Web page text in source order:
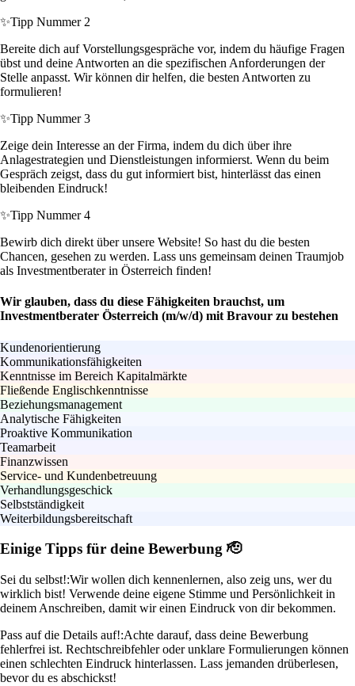
✨Tipp Nummer 2
Bereite dich auf Vorstellungsgespräche vor, indem du häufige Fragen
übst und deine Antworten an die spezifischen Anforderungen der
Stelle anpasst. Wir können dir helfen, die besten Antworten zu
formulieren!
✨Tipp Nummer 3
Zeige dein Interesse an der Firma, indem du dich über ihre
Anlagestrategien und Dienstleistungen informierst. Wenn du beim
Gespräch zeigst, dass du gut informiert bist, hinterlässt das einen
bleibenden Eindruck!
✨Tipp Nummer 4
Bewirb dich direkt über unsere Website! So hast du die besten
Chancen, gesehen zu werden. Lass uns gemeinsam deinen Traumjob
als Investmentberater in Österreich finden!
Wir glauben, dass du diese Fähigkeiten brauchst, um
Investmentberater Österreich (m/w/d) mit Bravour zu bestehen
Kundenorientierung
Kommunikationsfähigkeiten
Kenntnisse im Bereich Kapitalmärkte
Fließende Englischkenntnisse
Beziehungsmanagement
Analytische Fähigkeiten
Proaktive Kommunikation
Teamarbeit
Finanzwissen
Service- und Kundenbetreuung
Verhandlungsgeschick
Selbstständigkeit
Weiterbildungsbereitschaft
Einige Tipps für deine Bewerbung 🫡
Sei du selbst!:Wir wollen dich kennenlernen, also zeig uns, wer du
wirklich bist! Verwende deine eigene Stimme und Persönlichkeit in
deinem Anschreiben, damit wir einen Eindruck von dir bekommen.
Pass auf die Details auf!:Achte darauf, dass deine Bewerbung
fehlerfrei ist. Rechtschreibfehler oder unklare Formulierungen können
einen schlechten Eindruck hinterlassen. Lass jemanden drüberlesen,
bevor du es abschickst!